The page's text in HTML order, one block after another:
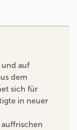
und auf
dem
sich für
in neuer